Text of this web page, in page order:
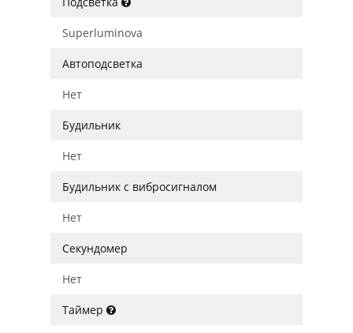
Superluminova
Автоподсветка
Нет
Будильник
Нет
Будильник с вибросигналом
Нет
Секундомер
Нет
Таймер